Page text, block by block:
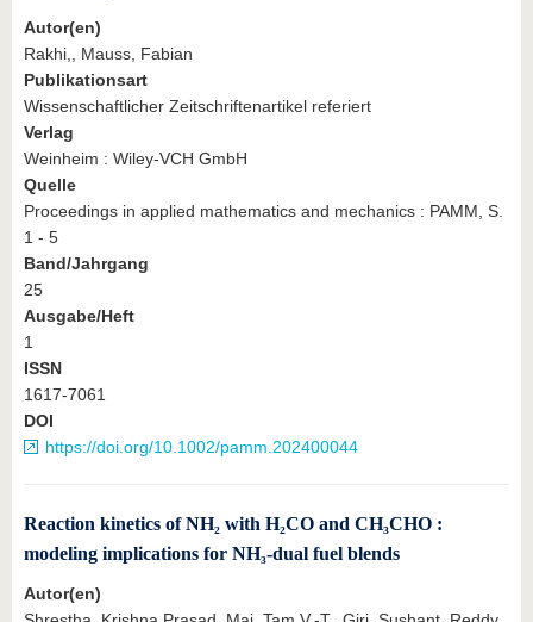
Autor(en)
Rakhi,, Mauss, Fabian
Publikationsart
Wissenschaftlicher Zeitschriftenartikel referiert
Verlag
Weinheim : Wiley-VCH GmbH
Quelle
Proceedings in applied mathematics and mechanics : PAMM, S.
1 - 5
Band/Jahrgang
25
Ausgabe/Heft
1
ISSN
1617-7061
DOI
https://doi.org/10.1002/pamm.202400044
Reaction kinetics of NH₂ with H₂CO and CH₃CHO :
modeling implications for NH₃‐dual fuel blends
Autor(en)